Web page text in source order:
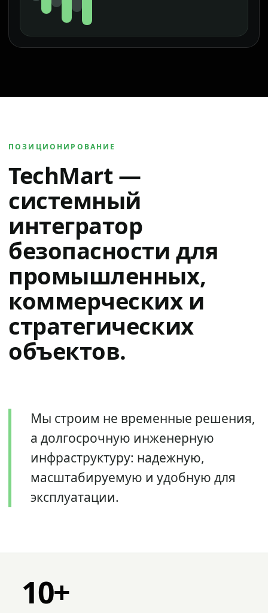
ПОЗИЦИОНИРОВАНИЕ
TechMart —
системный
интегратор
безопасности для
промышленных,
коммерческих и
стратегических
объектов.
Мы строим не временные решения,
а долгосрочную инженерную
инфраструктуру: надежную,
масштабируемую и удобную для
эксплуатации.
10+